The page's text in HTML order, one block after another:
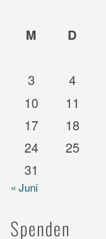
M
D
3
4
10
11
17
18
24
25
31
« Juni
Spenden